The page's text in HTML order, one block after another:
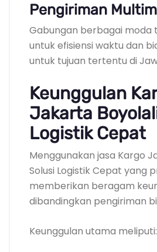
Pengiriman
Gabungan berbagai moda
untuk efisiensi waktu dan
untuk tujuan tertentu di
Keunggulan
Jakarta
Logistik Cepat
Menggunakan jasa Kargo
Solusi Logistik Cepat yang
memberikan beragam
dibandingkan pengiriman
Keunggulan utama meliputi: